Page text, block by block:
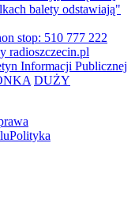
balety odstawiają"
stop: 510 777 222
radioszczecin.pl
Informacji Publicznej
DUŻY
Polityka